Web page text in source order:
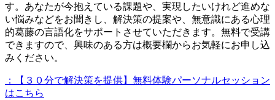
す。あなたが今抱えている課題や、実現したいけれど進めな
い悩みなどをお聞きし、解決策の提案や、無意識にある心理
的葛藤の言語化をサポートさせていただきます。無料で受講
できますので、興味のある方は概要欄からお気軽にお申し込
みください。
：【３０分で解決策を提供】無料体験パーソナルセッション
はこちら